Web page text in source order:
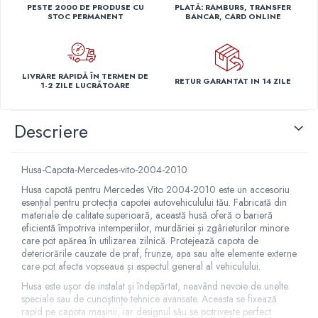
Capace r14 Nissan
Capace r14 Seat
Capace r14 Skoda
Capace r14 Toyota
Capace r14 VW
Capace roti marimea 15'
Capace r15 Alfa Romeo
Capace r15 Audi
Capace r15 BMW
Capace r15 Chevrolet
Capace r15 Citroen
Capace r15 Dacia
Capace r15 Daewo
Capace r15 Ford
Capace r15 Hyundai
PESTE 2000 DE PRODUSE CU
STOC PERMANENT
PLATĂ: RAMBURS, TRANSFER
BANCAR, CARD ONLINE
LIVRARE RAPIDĂ ÎN TERMEN DE
1-2 ZILE LUCRĂTOARE
RETUR GARANTAT IN 14 ZILE
Descriere
Husa-Capota-Mercedes-vito-2004-2010
Husa capotă pentru Mercedes Vito 2004-2010 este un accesoriu
esențial pentru protecția capotei autovehiculului tău. Fabricată din
materiale de calitate superioară, această husă oferă o barieră
eficientă împotriva intemperiilor, murdăriei și zgârieturilor minore
care pot apărea în utilizarea zilnică. Protejează capota de
deteriorările cauzate de praf, frunze, apa sau alte elemente externe
care pot afecta vopseaua și aspectul general al vehiculului.
Husa este ușor de instalat și îndepărtat, neavând nevoie de unelte
speciale sau de cunoștințe tehnice avansate. Aceasta se fixează
rapid pe capota mașinii, iar designul său se potrivește perfect